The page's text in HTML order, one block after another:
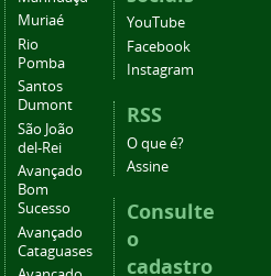
Muriaé
Rio
Pomba
Santos
Dumont
São João
del-Rei
Avançado
Bom
Sucesso
Avançado
Cataguases
YouTube
Facebook
Instagram
RSS
O que é?
Assine
Consulte
o
cadastro